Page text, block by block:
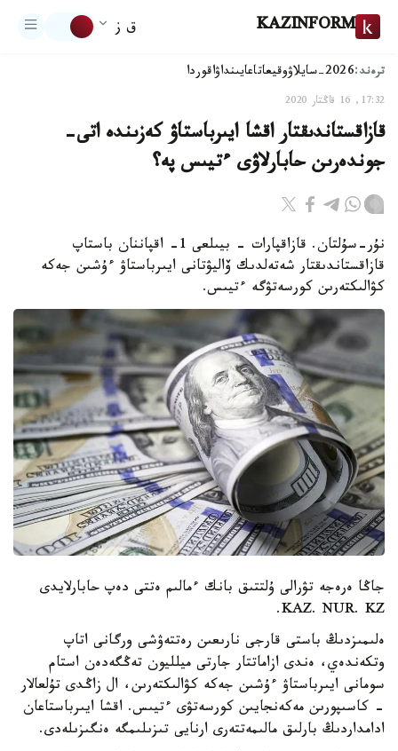
KAZINFORM ق ز
ترەند:2026-سايلاۋ وقيعاتاعايىنداۋاقوردا
17:32, 16 قاڭتار 2020
قازاقستاندىقتار اقشا ايىرباستاۋ كەزىندە اتى-
جوندەرىن حابارلاۋى ءتيىس پە؟
نۇر-سۇلتان. قازاقپارات - بيىلعى 1- اقپاننان باستاپ
قازاقستاندىقتار شەتەلدىك ۆاليۋتانى ايىرباستاۋ ءۇشىن جەكە
كۋالىكتەرىن كورسەتۋگە ءتيىس.
جاڭا ەرەجە تۋرالى ۇلتتىق بانك ءمالىم ەتتى دەپ حابارلايدى
KAZ. NUR. KZ.
ەلىمىزدىڭ باستى قارجى نارىعىن رەتتەۋشى ورگانى اتاپ
وتكەندەي، ەندى ازاماتتار جارتى ميلليون تەڭگەدەن استام
سومانى ايىرباستاۋ ءۇشىن جەكە كۋالىكتەرىن، ال زاڭدى تۇلعالار
- كاسىپورىن مەكەنجايىن كورسەتۋى ءتيىس. اقشا ايىرباستاعان
ادامداردىڭ بارلىق مالىمەتتەرى ارنايى تىزىلىمگە ەنگىزىلەدى.